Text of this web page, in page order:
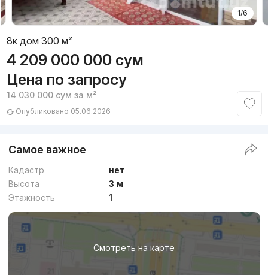
1/6
8к дом 300 м²
4 209 000 000 сум
Цена по запросу
14 030 000 сум за м²
Опубликовано 05.06.2026
Самое важное
Кадастр
нет
Высота
3 м
Этажность
1
Смотреть на карте